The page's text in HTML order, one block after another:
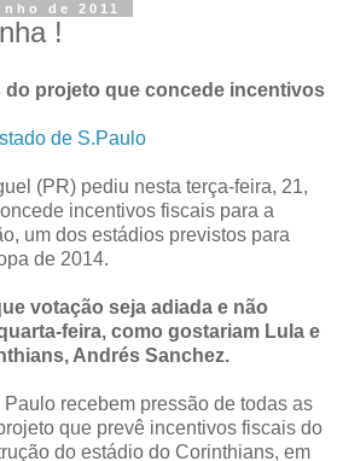
de 2011
!
do projeto que concede incentivos
de S.Paulo
(PR) pediu nesta terça-feira, 21,
incentivos fiscais para a
um dos estádios previstos para
de 2014.
votação seja adiada e não
feira, como gostariam Lula e
Andrés Sanchez.
recebem pressão de todas as
que prevê incentivos fiscais do
do estádio do Corinthians, em